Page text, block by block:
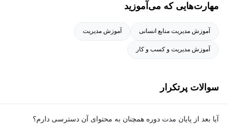
مهارت‌هایی که می‌آموزید
آموزش مدیریت منابع انسانی آموزش مدیریت
آموزش مدیریت و کسب و کار
سوالات پرتکرار
آیا بعد از پایان مدت دوره همچنان به محتوای آن دسترسی دارم؟